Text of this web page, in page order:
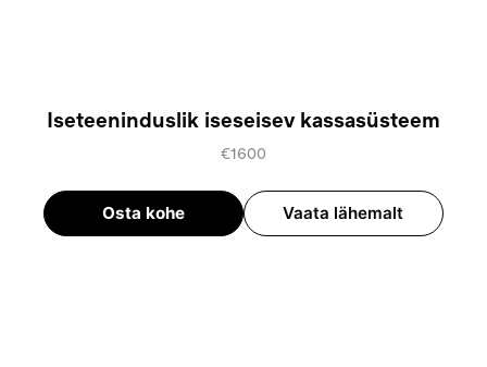
Iseteeninduslik iseseisev kassasüsteem
€1600
Osta kohe Vaata lähemalt